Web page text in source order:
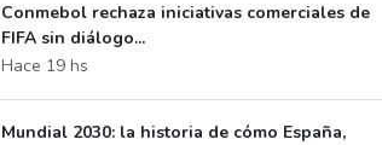
Conmebol rechaza iniciativas comerciales de
FIFA sin diálogo...
Hace 19 hs
Mundial 2030: la historia de cómo España,